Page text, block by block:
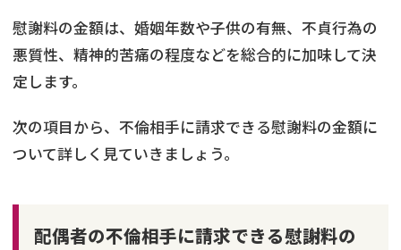
慰謝料の金額は、婚姻年数や子供の有無、不貞行為の
悪質性、精神的苦痛の程度などを総合的に加味して決
定します。
次の項目から、不倫相手に請求できる慰謝料の金額に
ついて詳しく見ていきましょう。
配偶者の不倫相手に請求できる慰謝料の